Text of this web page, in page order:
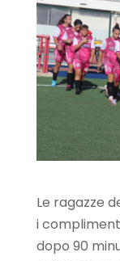
Le ragazze
i
dopo 90